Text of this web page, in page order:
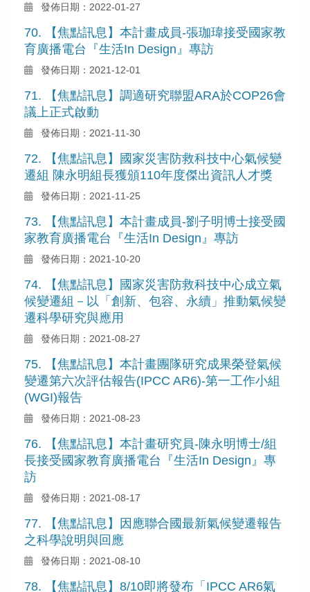
發佈日期：2022-01-27
70. 【焦點訊息】本計畫成員-張珈瑋接受國家教
育廣播電台『生活In Design』專訪
發佈日期：2021-12-01
71. 【焦點訊息】調適研究聯盟ARA於COP26會
議上正式啟動
發佈日期：2021-11-30
72. 【焦點訊息】國家災害防救科技中心氣候變
遷組 陳永明組長獲頒110年度傑出資訊人才獎
發佈日期：2021-11-25
73. 【焦點訊息】本計畫成員-劉子明博士接受國
家教育廣播電台『生活In Design』專訪
發佈日期：2021-10-20
74. 【焦點訊息】國家災害防救科技中心成立氣
候變遷組－以「創新、包容、永續」推動氣候變
遷科學研究與應用
發佈日期：2021-08-27
75. 【焦點訊息】本計畫團隊研究成果榮登氣候
變遷第六次評估報告(IPCC AR6)-第一工作小組
(WGI)報告
發佈日期：2021-08-23
76. 【焦點訊息】本計畫研究員-陳永明博士/組
長接受國家教育廣播電台『生活In Design』專
訪
發佈日期：2021-08-17
77. 【焦點訊息】因應聯合國最新氣候變遷報告
之科學說明與回應
發佈日期：2021-08-10
78. 【焦點訊息】8/10即將發布「IPCC AR6氣